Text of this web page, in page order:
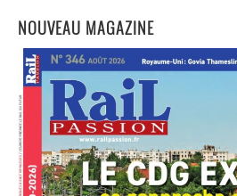
NOUVEAU MAGAZINE